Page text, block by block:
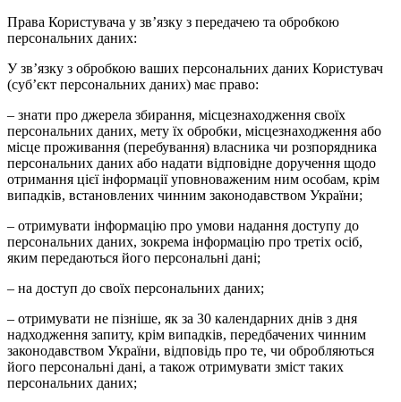
Права Користувача у зв’язку з передачею та обробкою
персональних даних:
У зв’язку з обробкою ваших персональних даних Користувач
(суб’єкт персональних даних) має право:
– знати про джерела збирання, місцезнаходження своїх
персональних даних, мету їх обробки, місцезнаходження або
місце проживання (перебування) власника чи розпорядника
персональних даних або надати відповідне доручення щодо
отримання цієї інформації уповноваженим ним особам, крім
випадків, встановлених чинним законодавством України;
– отримувати інформацію про умови надання доступу до
персональних даних, зокрема інформацію про третіх осіб,
яким передаються його персональні дані;
– на доступ до своїх персональних даних;
– отримувати не пізніше, як за 30 календарних днів з дня
надходження запиту, крім випадків, передбачених чинним
законодавством України, відповідь про те, чи обробляються
його персональні дані, а також отримувати зміст таких
персональних даних;